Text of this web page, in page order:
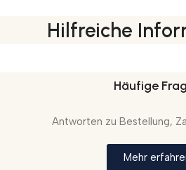
Hilfreiche
Häufige
Antworten zu Bestellung,
Mehr